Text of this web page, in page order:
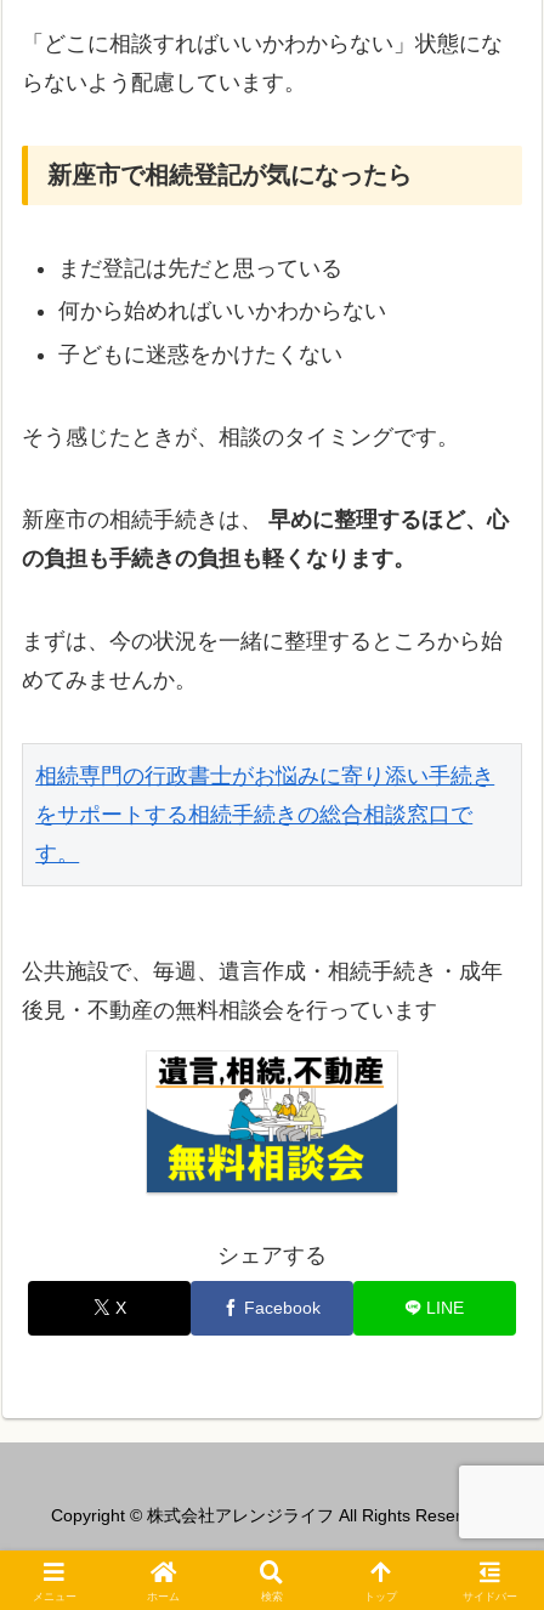
「どこに相談すればいいかわからない」状態にな
らないよう配慮しています。
新座市で相続登記が気になったら
まだ登記は先だと思っている
何から始めればいいかわからない
子どもに迷惑をかけたくない
そう感じたときが、相談のタイミングです。
新座市の相続手続きは、早めに整理するほど、心
の負担も手続きの負担も軽くなります。
まずは、今の状況を一緒に整理するところから始
めてみませんか。
相続専門の行政書士がお悩みに寄り添い手続き
をサポートする相続手続きの総合相談窓口で
す。
公共施設で、毎週、遺言作成・相続手続き・成年
後見・不動産の無料相談会を行っています
シェアする
X Facebook LINE
Copyright © 株式会社アレンジライフ All Rights Reserved.
メニュー ホーム 検索 トップ サイドバー